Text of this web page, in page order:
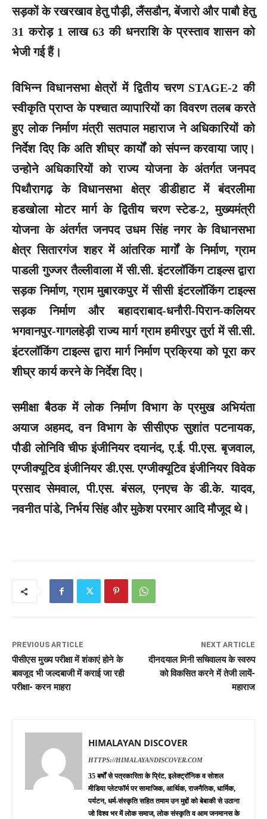
सड़कों के रखरखाव हेतु पौड़ी, लैंसडौन, बेंजारो और पाबौ हेतु
31 करोड़ 1 लाख 63 की धनराशि के प्रस्ताव शासन को
भेजी गई हैं।
विभिन्न विधानसभा क्षेत्रों में द्वितीय चरण STAGE-2 की
स्वीकृति प्राप्त के पश्चात व्यापारियों का विवरण तलब करते
हुए लोक निर्माण मंत्री सतपाल महाराज ने अधिकारियों को
निर्देश दिए कि अति शीघ्र कार्यों को संपन्न करवाया जाए।
उन्होने अधिकारियों को राज्य योजना के अंतर्गत जनपद
पिथौरागढ़ के विधानसभा क्षेत्र डीडीहाट में बंदरलीमा
हडखोला मोटर मार्ग के द्वितीय चरण स्टेड-2, मुख्यमंत्री
योजना के अंतर्गत जनपद उधम सिंह नगर के विधानसभा
क्षेत्र सितारगंज शहर में आंतरिक मार्गों के निर्माण, ग्राम
पाडली गुज्जर तैल्लीवाला में सी.सी. इंटरलॉकिंग टाइल्स द्वारा
सड़क निर्माण, ग्राम मुबारकपुर में सीसी इंटरलॉकिंग टाइल्स
सड़क निर्माण और बहादराबाद-धनौरी-पिरान-कलियर
भगवानपुर-गागलहेड़ी राज्य मार्ग ग्राम हमीरपुर तुर्रा में सी.सी.
इंटरलॉकिंग टाइल्स द्वारा मार्ग निर्माण प्रक्रिया को पूरा कर
शीघ्र कार्य करने के निर्देश दिए।
समीक्षा बैठक में लोक निर्माण विभाग के प्रमुख अभियंता
अयाज अहमद, वन विभाग के सीसीएफ सुशांत पटनायक,
पौडी लोनिवि चीफ इंजीनियर दयानंद, ए.ई. पी.एस. बृजवाल,
एग्जीक्यूटिव इंजीनियर डी.एस. एग्जीक्यूटिव इंजीनियर विवेक
प्रसाद सेमवाल, पी.एस. बंसल, एनएच के डी.के. यादव,
नवनीत पांडे, निर्भय सिंह और मुकेश परमार आदि मौजूद थे।
PREVIOUS ARTICLE
पीसीएस मुख्य परीक्षा में शंकाएं होने के
बावजूद भी जल्दबाजी में कराई जा रही
परीक्षा- करन माहरा
NEXT ARTICLE
दीनदयाल मिनी सचिवालय के स्वरुप
को विकसित करने में तेजी लायें-
महाराज
HIMALAYAN DISCOVER
HTTPS://HIMALAYANDISCOVER.COM
35 बर्षों से पत्रकारिता के प्रिंट, इलेक्ट्रॉनिक व सोशल
मीडिया प्लेटफॉर्म पर सामाजिक, आर्थिक, राजनैतिक, धार्मिक,
पर्यटन, धर्म-संस्कृति सहित तमाम उन मुद्दों को बेबाकी से उठाना
जो विश्व भर में लोक समाज, लोक संस्कृति व आम जनमानस के